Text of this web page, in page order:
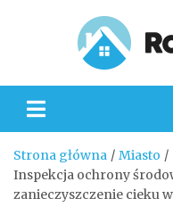
Strona główna
Miasto
Inspekcja ochrony
zanieczyszczenie cieku